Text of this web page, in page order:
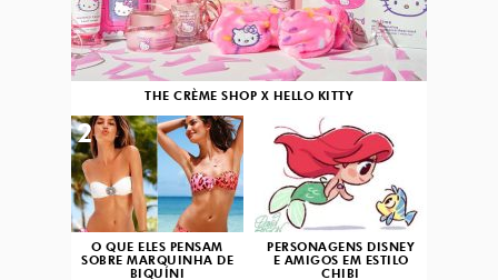
THE CRÈME SHOP X HELLO KITTY
O QUE ELES PENSAM
SOBRE MARQUINHA DE
BIQUÍNI
2
PERSONAGENS DISNEY
E AMIGOS EM ESTILO
CHIBI
3